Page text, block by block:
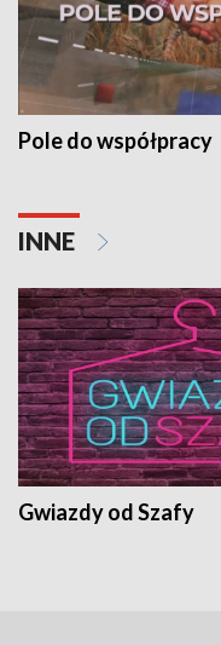
Pole do współpracy
INNE
Gwiazdy od Szafy